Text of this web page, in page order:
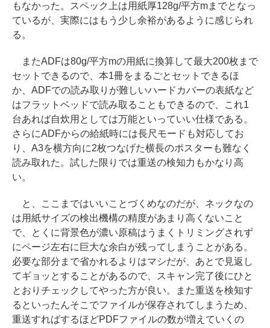
もなかった。スペック上は用紙厚128g/平方mまでとなっ
ているが、実際にはもう少し余裕があるように感じられ
る。
またADFは80g/平方mの用紙に換算して最大200枚まで
セットできるので、本1冊をまるごとセットできるほ
か、ADFでの読み取りが難しいハードカバーの表紙など
はフラットベッドで読み取ることもできるので、これ1
台あれば自炊用としては万能といっていい仕様である。
さらにADFからの給紙時には長尺モードも対応してお
り、A3を横方向に2枚つなげた横長のポスターも難なく
読み取れた。試した限りでは重送の検知力もかなり高
い。
と、ここまではいいことづくめなのだが、ネックなの
は用紙サイズの検出機構の精度があまり高くないこと
で、とくに背景色が濃い原稿はうまくトリミングされず
にページ左右に巨大な余白が残ってしまうことがある。
必要な部分まで省かれるよりはマシだが、あとで見返し
てギョッとすることがあるので、スキャン完了後にひと
とおりチェックしてやった方が良い。また重送を検知す
るといったんそこでファイルが保存されてしまうため、
重送すればするほどPDFファイルの数が増えていくの